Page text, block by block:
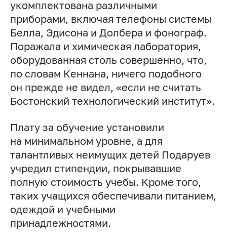
укомплектована различными
приборами, включая телефоны системы
Белла, Эдисона и Долбера и фонограф.
Поражала и химическая лаборатория,
оборудованная столь совершенно, что,
по словам Кеннана, ничего подобного
он прежде не видел, «если не считать
Бостонский технологический институт».
Плату за обучение установили
на минимальном уровне, а для
талантливых неимущих детей Подаруев
учредил стипендии, покрывавшие
полную стоимость учебы. Кроме того,
таких учащихся обеспечивали питанием,
одеждой и учебными
принадлежностями.